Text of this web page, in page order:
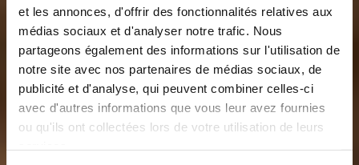
et les annonces, d'offrir des fonctionnalités relatives aux
médias sociaux et d'analyser notre trafic. Nous
partageons également des informations sur l'utilisation de
notre site avec nos partenaires de médias sociaux, de
publicité et d'analyse, qui peuvent combiner celles-ci
avec d'autres informations que vous leur avez fournies
ou qu'ils ont collectées lors de votre utilisation de leurs